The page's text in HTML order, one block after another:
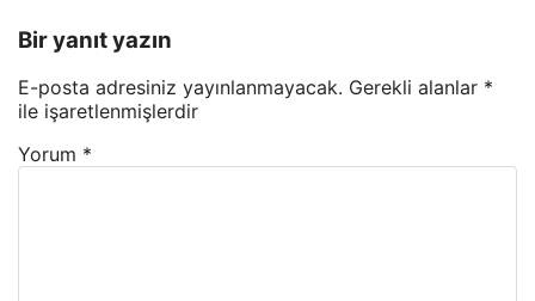
Bir yanıt yazın
E-posta adresiniz yayınlanmayacak. Gerekli alanlar *
ile işaretlenmişlerdir
Yorum *